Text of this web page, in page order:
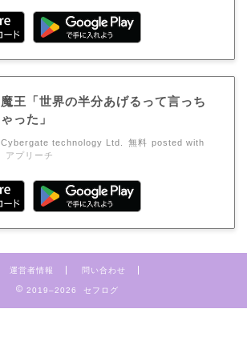
魔王「世界の半分あげるって言っち
ゃった」
Cybergate technology Ltd. 無料 posted with
アプリーチ
運営者情報 問い合わせ
2019–2026 セフログ